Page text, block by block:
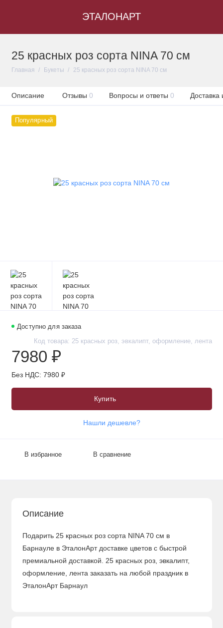
ЭТАЛОНАРТ
25 красных роз сорта NINA 70 см
Главная Букеты 25 красных роз сорта NINA 70 см
Описание Отзывы 0 Вопросы и ответы 0 Доставка
Популярный
Доступно для заказа
Код товара: 25 красных роз, эвкалипт, оформление, лента
7980 ₽
Без НДС: 7980 ₽
Купить
Нашли дешевле?
В избранное В сравнение
Описание
Подарить 25 красных роз сорта NINA 70 см в
Барнауле в ЭталонАрт доставке цветов с быстрой
премиальной доставкой. 25 красных роз, эвкалипт,
оформление, лента заказать на любой праздник в
ЭталонАрт Барнаул